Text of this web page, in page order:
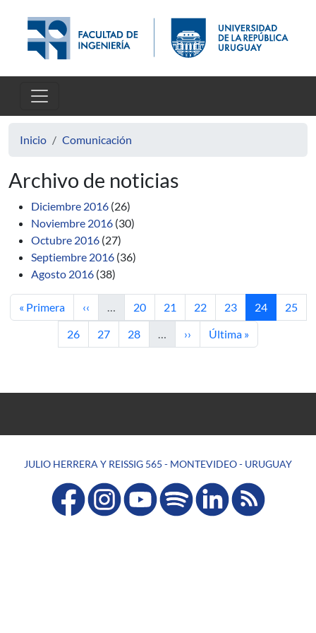
Inicio Comunicación
Archivo de noticias
Diciembre 2016 (26)
Noviembre 2016 (30)
Octubre 2016 (27)
Septiembre 2016 (36)
Agosto 2016 (38)
Primera página
« Primera Página anterior
‹‹ … Página
20 Página
21 Página
22 Página
23 Página
24
25
Página
26 Página
27 Página
28 … Siguiente página
›› Última página
Última »
JULIO HERRERA Y REISSIG 565 - MONTEVIDEO - URUGUAY